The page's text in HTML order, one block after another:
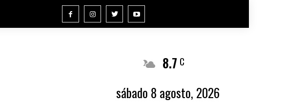
8.7 C
sábado 8 agosto, 2026